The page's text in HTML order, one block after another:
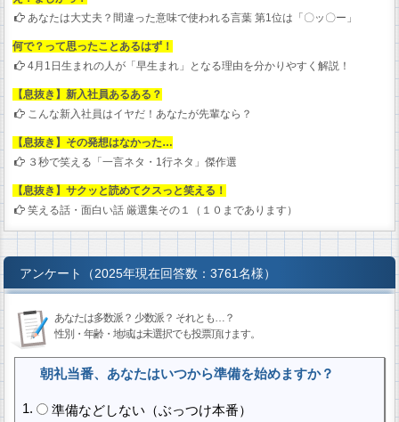
あなたは大丈夫？間違った意味で使われる言葉 第1位は「〇ッ〇ー」
何で？って思ったことあるはず！
4月1日生まれの人が「早生まれ」となる理由を分かりやすく解説！
【息抜き】新入社員あるある？
こんな新入社員はイヤだ！あなたが先輩なら？
【息抜き】その発想はなかった…
３秒で笑える「一言ネタ・1行ネタ」傑作選
【息抜き】サクッと読めてクスっと笑える！
笑える話・面白い話 厳選集その１（１０まであります）
アンケート（2025年現在回答数：3761名様）
あなたは多数派？ 少数派？ それとも…？
性別・年齢・地域は未選択でも投票頂けます。
朝礼当番、あなたはいつから準備を始めますか？
準備などしない（ぶっつけ本番）